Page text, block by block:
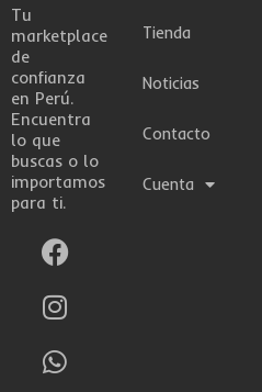
Tu
marketplace
de
confianza
en Perú.
Encuentra
lo que
buscas o lo
importamos
para ti.
F
a
c
e
b
o
I
n
s
t
a
g
W
h
a
t
s
a
Tienda
Noticias
Contacto
Cuenta